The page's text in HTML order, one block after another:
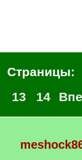
Страницы:
13
14